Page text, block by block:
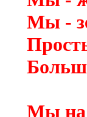
Мы -
Мы на